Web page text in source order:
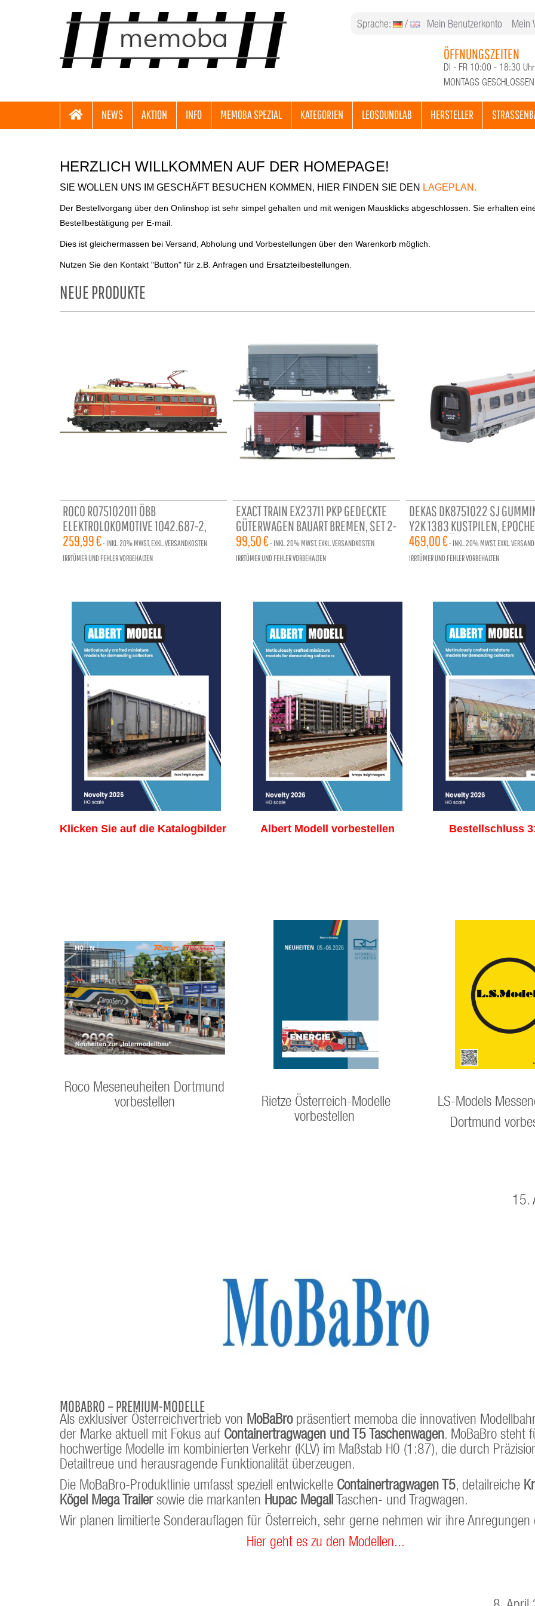
Sprache: / Mein Benutzerkonto Mein
ÖFFNUNGSZEITEN
DI - FR 10:00 - 18:30
MONTAGS GESCHLOSSEN
NEWS AKTION INFO MEMOBA SPEZIAL KATEGORIEN LEOSOUNDLAB HERSTELLER
HERZLICH WILLKOMMEN AUF DER HOMEPAGE!
SIE WOLLEN UNS IM GESCHÄFT BESUCHEN KOMMEN, HIER FINDEN SIE DEN LAGEPLAN.
Der Bestellvorgang über den Onlinshop ist sehr simpel gehalten und mit wenigen Mausklicks abgeschlossen. Sie erhalten
Bestellbestätigung per E-mail.
Dies ist gleichermassen bei Versand, Abholung und Vorbestellungen über den Warenkorb möglich.
Nutzen Sie den Kontakt "Button" für z.B. Anfragen und Ersatzteilbestellungen.
NEUE PRODUKTE
ROCO RO75102011 ÖBB
ELEKTROLOKOMOTIVE 1042.687-2,
EPOCHE IV, LEO SOUND UPDATE
259,99 €- INKL.20% MWST, EXKL. VERSANDKOSTEN
IRRTÜMER UND FEHLER VORBEHALTEN
EXACT TRAIN EX23711 PKP GEDECKTE
GÜTERWAGEN BAUART BREMEN, SET 2-
TEILIG, EPOCHE III, EINZELSTÜCK
99,50 €- INKL.20% MWST, EXKL. VERSANDKOSTEN
IRRTÜMER UND FEHLER VORBEHALTEN
DEKAS DK8751022 SJ
Y2K 1383 KUSTPILEN,
EINZELSTÜCK
469,00 €- INKL.20% MWST, EXKL.
IRRTÜMER UND FEHLER VORBEHALTEN
Klicken Sie auf die Katalogbilder Albert Modell vorbestellen Bestellschluss
Roco Meseneuheiten Dortmund
vorbestellen
Rietze Österreich-Modelle
vorbestellen
LS-Models
Dortmund
15.
MOBABRO – PREMIUM-MODELLE
Als exklusiver Österreichvertrieb von MoBaBropräsentiert memoba die innovativen
der Marke aktuell mit Fokus auf Containertragwagen und T5 Taschenwagen. MoBaBro steht
hochwertige Modelle im kombinierten Verkehr (KLV) im Maßstab H0 (1:87), die durch
Detailtreue und herausragende Funktionalität überzeugen.
Die MoBaBro-Produktlinie umfasst speziell entwickelte Containertragwagen T5, detailreiche
Kögel Mega Trailersowie die markanten Hupac MegaII Taschen- und Tragwagen.
Wir planen limitierte Sonderauflagen für Österreich, sehr gerne nehmen wir ihre Anregungen
Hier geht es zu den Modellen...